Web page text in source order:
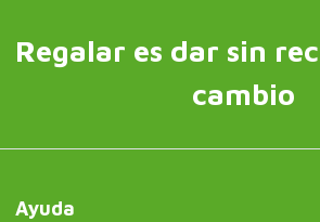
Regalar es dar sin
cambio
Ayuda